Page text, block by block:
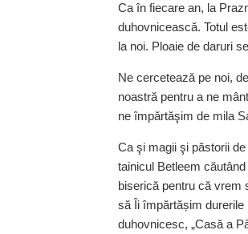
Ca în fiecare an, la
duhovnicească. Totul
la noi. Ploaie de daruri
Ne cercetează pe noi,
noastră pentru a ne
ne împărtăşim de mila
Ca şi magii şi păstorii
tainicul Betleem
biserică pentru că vrem
să Îi împărtășim
duhovnicesc, „Casă a